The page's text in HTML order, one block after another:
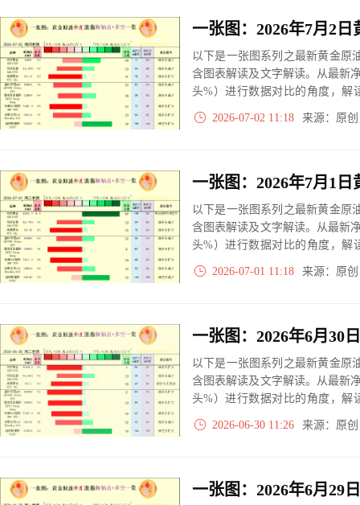
以下是一张图系列之最新黄金原
含图表解读及文字解读。从最新
头%）进行数据对比的角度，解
大、净多头减小、净空头无变
实际数据对比结果对应展示其中
2026-07-02 11:18 来源：原
以下是一张图系列之最新黄金原
含图表解读及文字解读。从最新
头%）进行数据对比的角度，解
大、净多头减小、净空头无变
实际数据对比结果对应展示其中
2026-07-01 11:18 来源：原
以下是一张图系列之最新黄金原
含图表解读及文字解读。从最新
头%）进行数据对比的角度，解
大、净多头减小、净空头无变
实际数据对比结果对应展示其中
2026-06-30 11:26 来源：原